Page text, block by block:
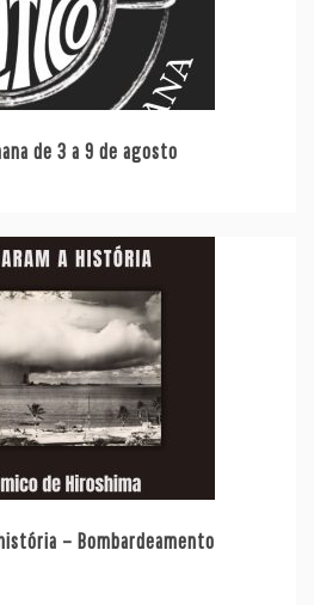
de 3 a 9 de agosto
– Bombardeamento